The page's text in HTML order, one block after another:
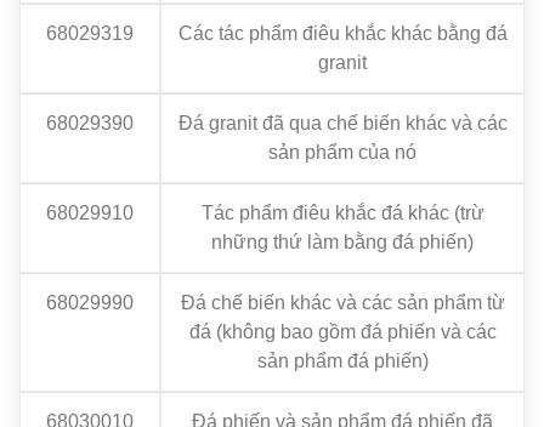
68029319
Các tác phẩm điêu khắc khác bằng đá
granit
68029390
Đá granit đã qua chế biến khác và các
sản phẩm của nó
68029910
Tác phẩm điêu khắc đá khác (trừ
những thứ làm bằng đá phiến)
68029990
Đá chế biến khác và các sản phẩm từ
đá (không bao gồm đá phiến và các
sản phẩm đá phiến)
68030010 Đá phiến và sản phẩm đá phiến đã